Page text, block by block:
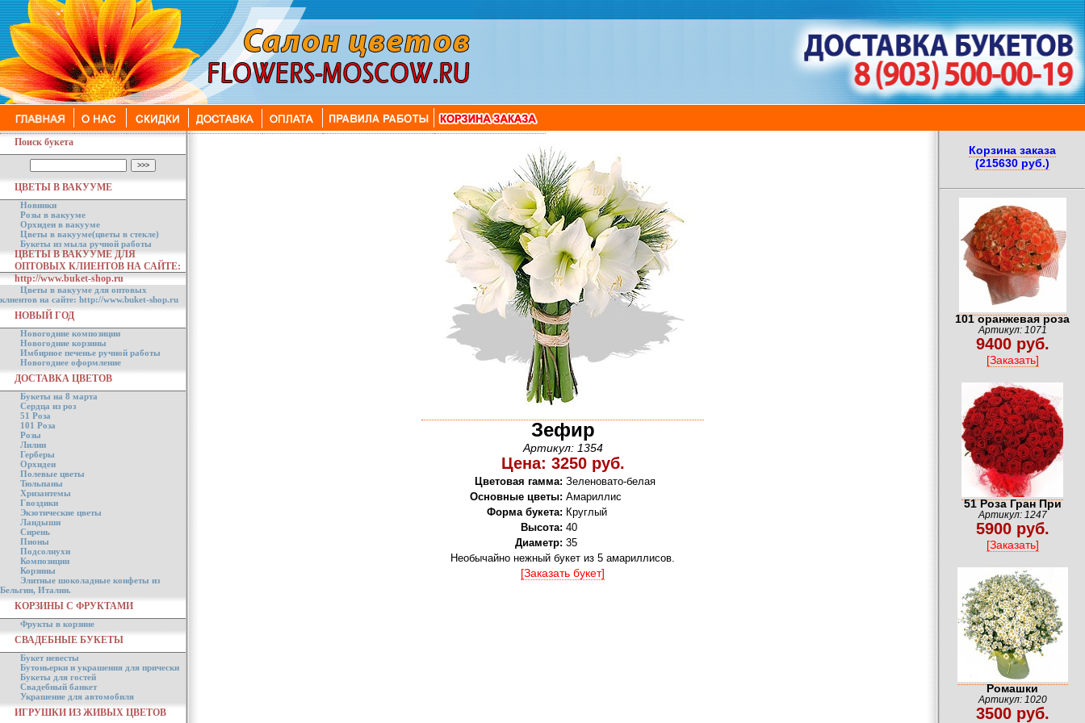
Поиск букета
ЦВЕТЫ В ВАКУУМЕ
Новинки
Розы в вакууме
Орхидеи в вакууме
Цветы в вакууме(цветы в стекле)
Букеты из мыла ручной работы
ЦВЕТЫ В ВАКУУМЕ ДЛЯ
ОПТОВЫХ КЛИЕНТОВ НА САЙТЕ:
http://www.buket-shop.ru
Цветы в вакууме для оптовых
клиентов на сайте: http://www.buket-shop.ru
НОВЫЙ ГОД
Новогодние композиции
Новогодние корзины
Имбирное печенье ручной работы
Новогоднее оформление
ДОСТАВКА ЦВЕТОВ
Букеты на 8 марта
Сердца из роз
51 Роза
101 Роза
Розы
Лилии
Герберы
Орхидеи
Полевые цветы
Тюльпаны
Хризантемы
Гвоздики
Экзотические цветы
Ландыши
Сирень
Пионы
Подсолнухи
Композиции
Корзины
Элитные шоколадные конфеты из
Бельгии, Италии.
КОРЗИНЫ С ФРУКТАМИ
Фрукты в корзине
СВАДЕБНЫЕ БУКЕТЫ
Букет невесты
Бутоньерки и украшения для прически
Букеты для гостей
Свадебный банкет
Украшение для автомобиля
ИГРУШКИ ИЗ ЖИВЫХ ЦВЕТОВ
Зефир
Артикул: 1354
Цена: 3250 руб.
Цветовая гамма: Зеленовато-белая
Основные цветы: Амариллис
Форма букета: Круглый
Высота: 40
Диаметр: 35
Необычайно нежный букет из 5 амариллисов.
[Заказать букет]
Корзина заказа
(215630 руб.)
101 оранжевая роза
Артикул: 1071
9400 руб.
[Заказать]
51 Роза Гран При
Артикул: 1247
5900 руб.
[Заказать]
Ромашки
Артикул: 1020
3500 руб.